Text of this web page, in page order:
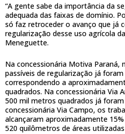
“A gente sabe da importância da
adequada das faixas de domínio.
só faz retroceder o avanço que já
regularização desse uso agrícola
Meneguette.
Na concessionária Motiva Paraná,
passíveis de regularização já
correspondendo a
quadrados. Na concessionária Via
500 mil metros quadrados já
concessionária Via Campo, os
alcançaram aproximadamente
520 quilômetros de áreas